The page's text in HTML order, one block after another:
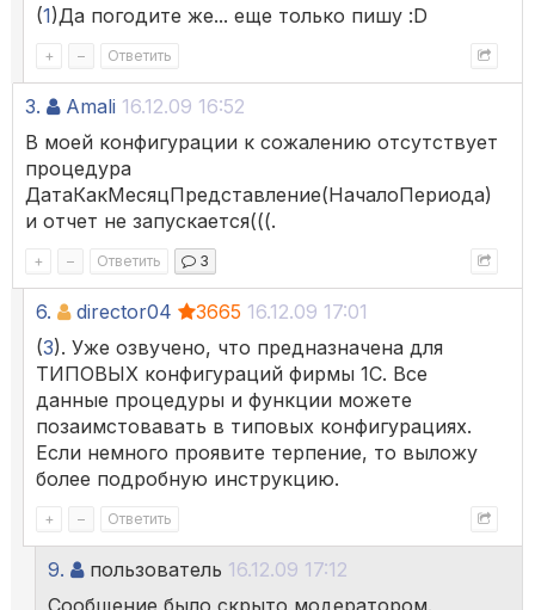
(1)Да погодите же... еще только пишу :D
+ – Ответить
3. Amali 16.12.09 16:52
В моей конфигурации к сожалению отсутствует
процедура
ДатаКакМесяцПредставление(НачалоПериода)
и отчет не запускается(((.
+ – Ответить 3
6. director04 3665 16.12.09 17:01
(3). Уже озвучено, что предназначена для
ТИПОВЫХ конфигураций фирмы 1С. Все
данные процедуры и функции можете
позаимстовавать в типовых конфигурациях.
Если немного проявите терпение, то выложу
более подробную инструкцию.
+ – Ответить
9. пользователь 16.12.09 17:12